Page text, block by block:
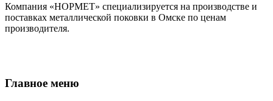
Компания «НОРМЕТ» специализируется на производстве и
поставках металлической поковки в Омске по ценам
производителя.
Главное меню